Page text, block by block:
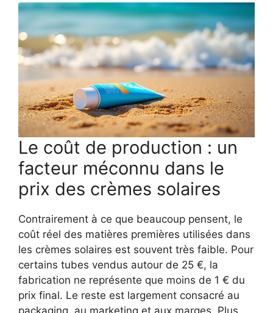
Le coût de production : un
facteur méconnu dans le
prix des crèmes solaires
Contrairement à ce que beaucoup pensent, le
coût réel des matières premières utilisées dans
les crèmes solaires est souvent très faible. Pour
certains tubes vendus autour de 25 €, la
fabrication ne représente que moins de 1 € du
prix final. Le reste est largement consacré au